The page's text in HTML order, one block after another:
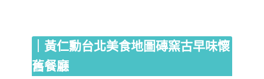
｜黃仁勳台北美食地圖磚窯古早味懷
舊餐廳